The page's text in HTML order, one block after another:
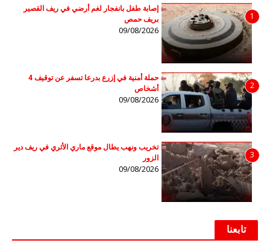
1
إصابة طفل بانفجار لغم أرضي في ريف القصير
بريف حمص
09/08/2026
2
حملة أمنية في إزرع بدرعا تسفر عن توقيف 4
أشخاص
09/08/2026
3
تخريب ونهب يطال موقع ماري الأثري في ريف دير
الزور
09/08/2026
تابعنا